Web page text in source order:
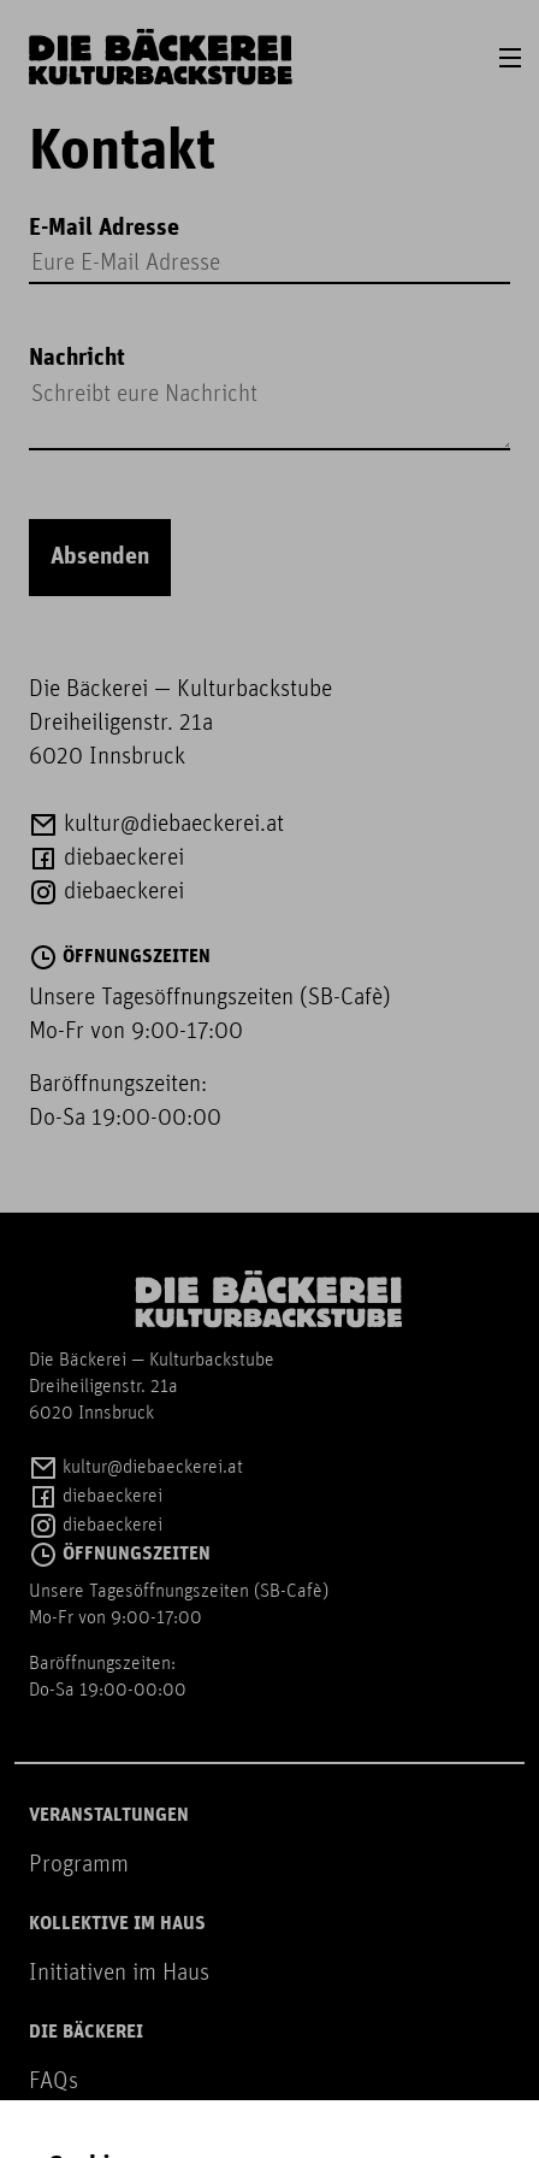
Kontakt
E-Mail Adresse
Nachricht
Absenden
Die Bäckerei — Kulturbackstube
Dreiheiligenstr. 21a
6020 Innsbruck
kultur@diebaeckerei.at
diebaeckerei
diebaeckerei
ÖFFNUNGSZEITEN
Unsere Tagesöffnungszeiten (SB-Cafè)
Mo-Fr von 9:00-17:00
Baröffnungszeiten:
Do-Sa 19:00-00:00
Die Bäckerei — Kulturbackstube
Dreiheiligenstr. 21a
6020 Innsbruck
kultur@diebaeckerei.at
diebaeckerei
diebaeckerei
ÖFFNUNGSZEITEN
Unsere Tagesöffnungszeiten (SB-Cafè)
Mo-Fr von 9:00-17:00
Baröffnungszeiten:
Do-Sa 19:00-00:00
VERANSTALTUNGEN
Programm
KOLLEKTIVE IM HAUS
Initiativen im Haus
DIE BÄCKEREI
FAQs